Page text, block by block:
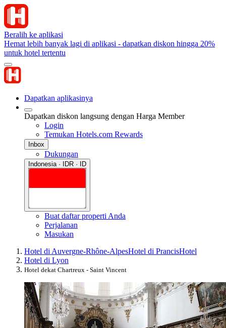
Beralih ke aplikasi
Hemat lebih banyak lagi di aplikasi - dapatkan diskon hingga 20%
untuk hotel tertentu
Dapatkan aplikasinya
Dapatkan diskon langsung dengan Harga Member
Login
Temukan Hotels.com Rewards
Inbox
Dukungan
Indonesia · IDR · ID
Buat daftar properti Anda
Perjalanan
Masukan
Hotel di Auvergne-Rhône-AlpesHotel di PrancisHotel
Hotel di Lyon
Hotel dekat Chartreux - Saint Vincent